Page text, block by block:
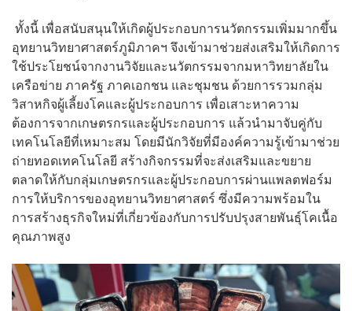
ทั้งนี้ เพื่อสนับสนุนให้เกิดผู้ประกอบการนวัตกรรมเพิ่มมากขึ้น
อุทยานวิทยาศาสตร์ภูมิภาคฯ จึงเข้ามาช่วยส่งเสริมให้เกิดการ
ใช้ประโยชน์จากงานวิจัยและนวัตกรรมจากมหาวิทยาลัยใน
เครือข่าย ภาครัฐ ภาคเอกชน และชุมชน ด้วยการรวมกลุ่ม
วิสาหกิจผู้เลี้ยงโคและผู้ประกอบการ เพื่อเสาะหาความ
ต้องการจากเกษตรกรและผู้ประกอบการ แล้วนำมาจับคู่กับ
เทคโนโลยีที่เหมาะสม โดยมีนักวิจัยที่มีองค์ความรู้เข้ามาช่วย
ถ่ายทอดเทคโนโลยี สร้างกิจกรรมที่จะส่งเสริมและขยาย
ตลาดให้กับกลุ่มเกษตรกรและผู้ประกอบการผ่านแพลตฟอร์ม
การให้บริการของอุทยานวิทยาศาสตร์ ซึ่งมีความพร้อมใน
การสร้างธุรกิจใหม่ที่เกี่ยวข้องกับการปรับปรุงสายพันธุ์โคเนื้อ
คุณภาพสูง